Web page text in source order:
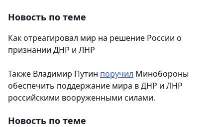
Новость по теме
Как отреагировал мир на решение России о
признании ДНР и ЛНР
Также Владимир Путин поручил Минобороны
обеспечить поддержание мира в ДНР и ЛНР
российскими вооруженными силами.
Новость по теме